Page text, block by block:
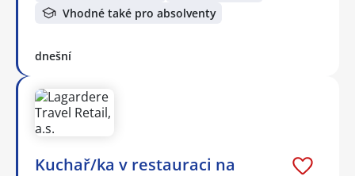
Vhodné také pro absolventy
dnešní
Kuchař/ka v restauraci na